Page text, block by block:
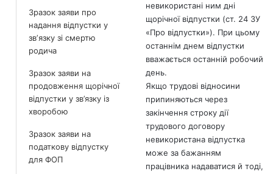
Зразок заяви про
надання відпустки у
звʼязку зі смертю
родича
Зразок заяви на
продовження щорічної
відпустки у зв’язку із
хворобою
Зразок заяви на
податкову відпустку
для ФОП
невикористані ним дні
щорічної відпустки (ст. 24 ЗУ
«Про відпустки»). При цьому
останнім днем відпустки
вважається останній робочий
день.
Якщо трудові відносини
припиняються через
закінчення строку дії
трудового договору
невикористана відпустка
може за бажанням
працівника надаватися й тоді,